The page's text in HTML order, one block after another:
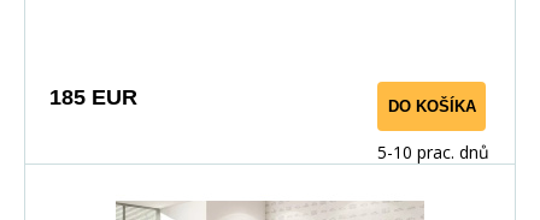
185 EUR DO KOŠÍKA
5-10 prac. dnů